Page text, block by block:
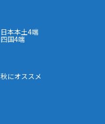
日本本土4端
四国4端
秋にオススメ